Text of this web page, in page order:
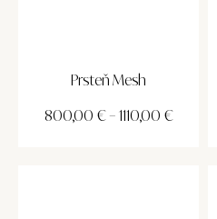
Prsteň Mesh
800,00 € – 1110,00 €